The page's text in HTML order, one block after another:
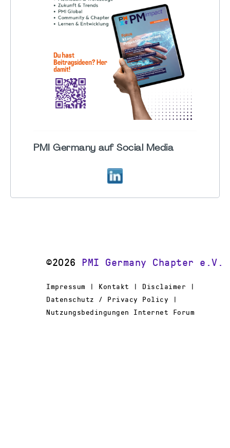
PMI Germany auf Social Media
©2026 PMI Germany Chapter e.V.
Impressum | Kontakt | Disclaimer |
Datenschutz / Privacy Policy |
Nutzungsbedingungen Internet Forum